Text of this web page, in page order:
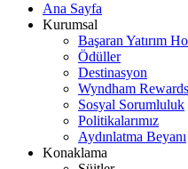
Ana Sayfa
Kurumsal
Başaran Yatırım
Ödüller
Destinasyon
Wyndham Rewards
Sosyal Sorumluluk
Politikalarımız
Aydınlatma Beyanı
Konaklama